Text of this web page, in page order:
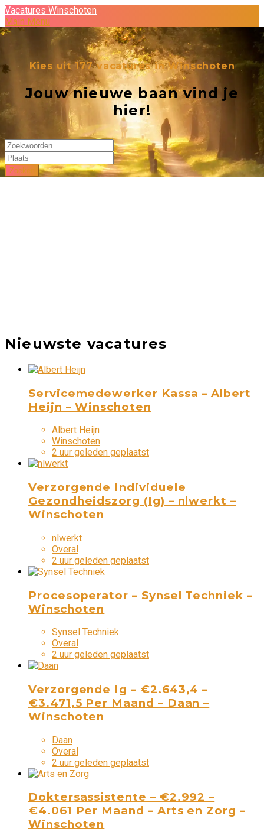
Vacatures Winschoten
Main Menu
Kies uit177vacatures in Winschoten
Jouw nieuwe baan vind je
hier!
Nieuwste vacatures
Servicemedewerker Kassa – Albert
Heijn – Winschoten
Albert Heijn
Winschoten
2 uur geleden geplaatst
Verzorgende Individuele
Gezondheidszorg (Ig) – nlwerkt –
Winschoten
nlwerkt
Overal
2 uur geleden geplaatst
Procesoperator – Synsel Techniek –
Winschoten
Synsel Techniek
Overal
2 uur geleden geplaatst
Verzorgende Ig – €2.643,4 –
€3.471,5 Per Maand – Daan –
Winschoten
Daan
Overal
2 uur geleden geplaatst
Doktersassistente – €2.992 –
€4.061 Per Maand – Arts en Zorg –
Winschoten